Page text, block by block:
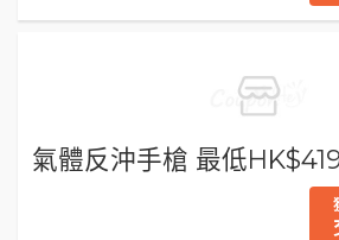
氣體反沖手槍 最低